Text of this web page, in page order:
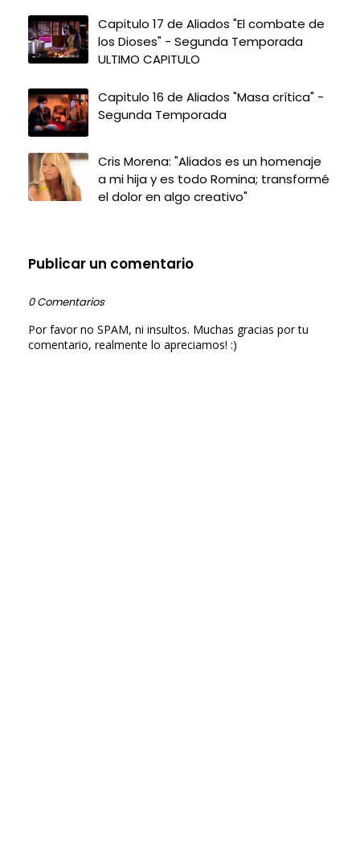
Capitulo 17 de Aliados "El combate de
los Dioses" - Segunda Temporada
ULTIMO CAPITULO
Capitulo 16 de Aliados "Masa crítica" -
Segunda Temporada
Cris Morena: "Aliados es un homenaje
a mi hija y es todo Romina; transformé
el dolor en algo creativo"
Publicar un comentario
0 Comentarios
Por favor no SPAM, ni insultos. Muchas gracias por tu
comentario, realmente lo apreciamos! :)